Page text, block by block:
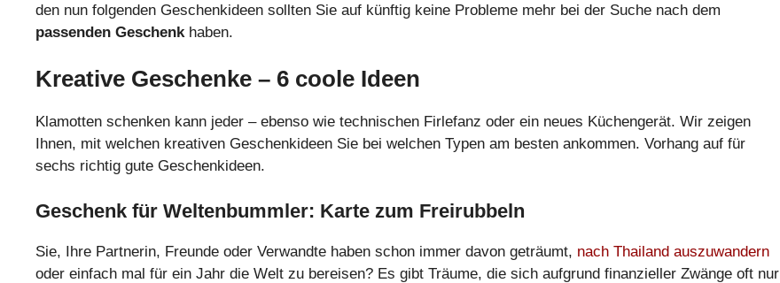
den nun folgenden Geschenkideen sollten Sie auf künftig keine Probleme mehr bei der Suche nach dem
passenden Geschenk haben.
Kreative Geschenke – 6 coole Ideen
Klamotten schenken kann jeder – ebenso wie technischen Firlefanz oder ein neues Küchengerät. Wir zeigen
Ihnen, mit welchen kreativen Geschenkideen Sie bei welchen Typen am besten ankommen. Vorhang auf für
sechs richtig gute Geschenkideen.
Geschenk für Weltenbummler: Karte zum Freirubbeln
Sie, Ihre Partnerin, Freunde oder Verwandte haben schon immer davon geträumt, nach Thailand auszuwandern
oder einfach mal für ein Jahr die Welt zu bereisen? Es gibt Träume, die sich aufgrund finanzieller Zwänge oft nur